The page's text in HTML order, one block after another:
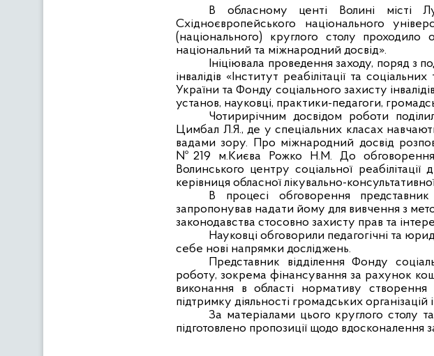
В обласному центі Волині місті
Східноєвропейського національного
(національного) круглого столу
національний та міжнародний досвід».
Ініціювала проведення заходу, поряд з
інвалідів «Інститут реабілітації та
України та Фонду соціального захисту
установ, науковці, практики-педагоги,
Чотирирічним досвідом роботи
Цимбал Л.Я., де у спеціальних класах
вадами зору. Про міжнародний досвід
№219 м.Києва Рожко Н.М. До обговорення
Волинського центру соціальної
керівниця обласної лікувально-консультативної
В процесі обговорення
запропонував надати йому для вивчення з
законодавства стосовно захисту прав та
Науковці обговорили педагогічні та
себе нові напрямки досліджень.
Представник відділення Фонду
роботу, зокрема фінансування за рахунок
виконання в області нормативу
підтримку діяльності громадських
За матеріалами цього круглого столу
підготовлено пропозиції щодо вдосконалення